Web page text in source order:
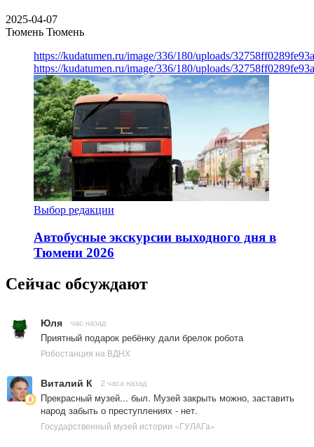
2025-04-07
Тюмень Тюмень
https://kudatumen.ru/image/336/180/uploads/
https://kudatumen.ru/image/336/180/uploads/
Выбор редакции
Автобусные экскурсии выходного дня в
Тюмени 2026
Сейчас обсуждают
Юля час назад
Приятный подарок ребёнку дали брелок робота
Робостанция на ВДНХ
Виталий К 2 часа назад
Прекрасный музей... был. Музей закрыть можно, заставить
народ забыть о преступлениях - нет.
Государственный музей истории «ГУЛАГа»